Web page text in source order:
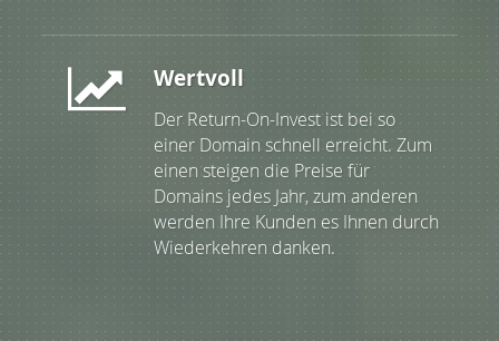
Wertvoll
Der Return-On-Invest ist bei so
einer Domain schnell erreicht. Zum
einen steigen die Preise für
Domains jedes Jahr, zum anderen
werden Ihre Kunden es Ihnen durch
Wiederkehren danken.